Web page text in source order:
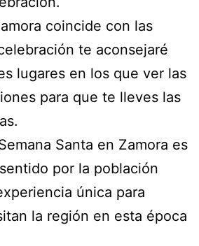
coincide con las
te aconsejaré
lugares en los que ver las
para que te lleves las
Santa en Zamora es
por la población
única para
la región en esta época